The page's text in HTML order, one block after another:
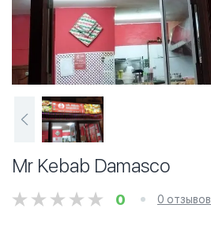
Mr Kebab Damasco
0 0 отзывов